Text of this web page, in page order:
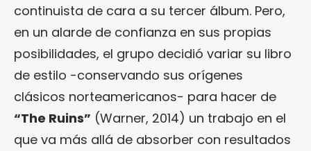
continuista de cara a su tercer álbum. Pero,
en un alarde de confianza en sus propias
posibilidades, el grupo decidió variar su libro
de estilo -conservando sus orígenes
clásicos norteamericanos- para hacer de
“The Ruins” (Warner, 2014) un trabajo en el
que va más allá de absorber con resultados